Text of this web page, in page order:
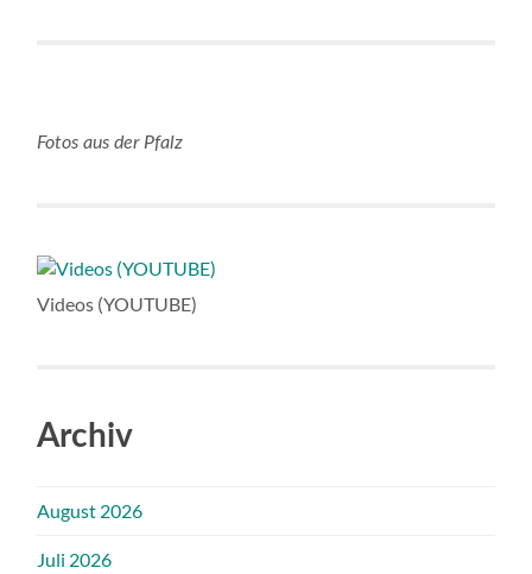
Fotos aus der Pfalz
Videos (YOUTUBE)
Archiv
August 2026
Juli 2026